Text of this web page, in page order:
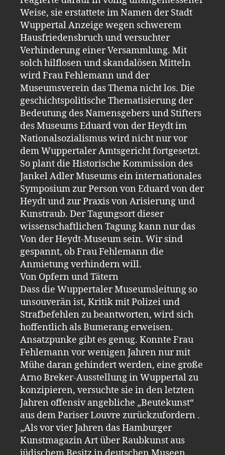
Weise, sie erstattete im Namen der Stadt
Wuppertal Anzeige wegen schwerem
Hausfriedensbruch und versuchter
Verhinderung einer Versammlung. Mit
solch hilflosen und skandalösen Mitteln
wird Frau Fehlemann und der
Museumsverein das Thema nicht los. Die
geschichtspolitische Thematisierung der
Bedeutung des Namensgebers und Stifters
des Museums Eduard von der Heydt im
Nationalsozialismus wird nicht nur vor
dem Wuppertaler Amtsgericht fortgesetzt.
So plant die Historische Kommission des
Jankel Adler Museums ein internationales
Symposium zur Person von Eduard von der
Heydt und zur Praxis von Arisierung und
Kunstraub. Der Tagungsort dieser
wissenschaftlichen Tagung kann nur das
Von der Heydt-Museum sein. Wir sind
gespannt, ob Frau Fehlemann die
Anmietung verhindern will.
Von Opfern und Tätern
Dass die Wuppertaler Museumsleitung so
unsouverän ist, Kritik mit Polizei und
Strafbefehlen zu beantworten, wird sich
hoffentlich als Bumerang erweisen.
Ansatzpunke gibt es genug. Konnte Frau
Fehlemann vor wenigen Jahren nur mit
Mühe daran gehindert werden, eine große
Arno Breker-Ausstellung in Wuppertal zu
konzipieren, versuchte sie in den letzten
Jahren offensiv angebliche „Beutekunst“
aus dem Pariser Louvre zurückzufordern .
„Als vor vier Jahren das Hamburger
Kunstmagazin Art über Raubkunst aus